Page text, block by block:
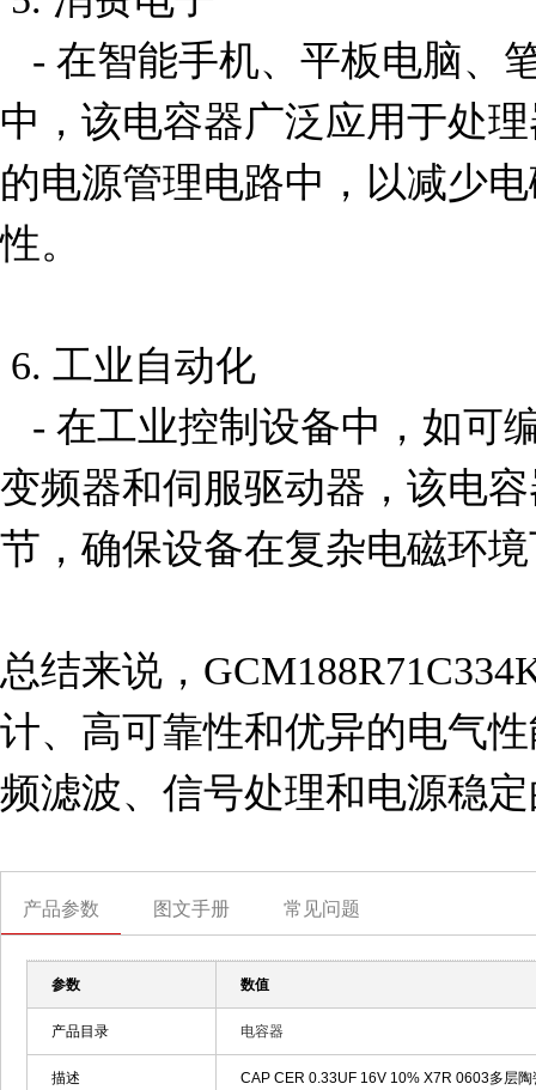
中，该电容器广泛应用于处
的电源管理电路中，以减少
性。
变频器和伺服驱动器，该电
节，确保设备在复杂电磁环
总结来说，
计、高可靠性和优异的电气
频滤波、信号处理和电源稳
产品参数 图文手册 常见问题
参数 数值
产品目录 电容器
描述 CAP CER 0.33UF 16V 10% X7R 0603多层